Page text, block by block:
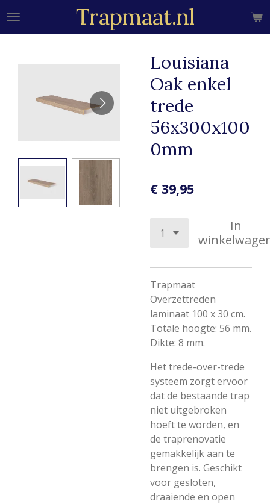
Ga
Trapmaat.nl
Louisiana
Oak enkel
trede
56x300x100
0mm
€ 39,95
In
Trapmaat
Overzettreden
laminaat 100 x 30 cm.
Totale hoogte: 56 mm.
Dikte: 8 mm.
Het trede-over-trede
systeem zorgt ervoor
dat de bestaande trap
niet uitgebroken
hoeft te worden, en
de traprenovatie
gemakkelijk aan te
brengen is. Geschikt
voor gesloten,
draaiende en open